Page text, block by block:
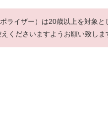
ライザー）は20歳以上を対象と
くださいますようお願い致しま